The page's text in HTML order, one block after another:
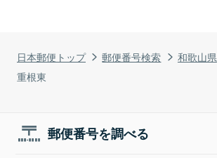
日本郵便トップ 郵便番号検索 和歌山県
重根東
郵便番号を調べる